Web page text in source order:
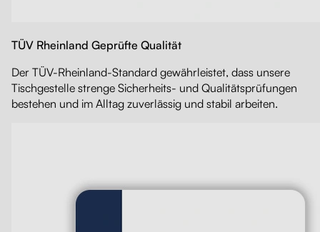
TÜV Rheinland Geprüfte Qualität
Der TÜV-Rheinland-Standard gewährleistet, dass unsere
Tischgestelle strenge Sicherheits- und Qualitätsprüfungen
bestehen und im Alltag zuverlässig und stabil arbeiten.